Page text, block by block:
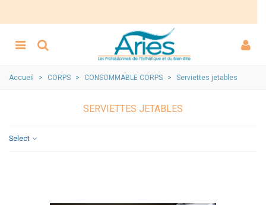
Accueil > CORPS > CONSOMMABLE CORPS > Serviettes jetables
SERVIETTES JETABLES
Select